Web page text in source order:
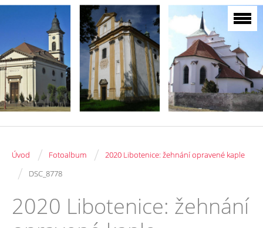
Úvod / Fotoalbum / 2020 Libotenice: žehnání opravené kaple
/ DSC_8778
2020 Libotenice: žehnání